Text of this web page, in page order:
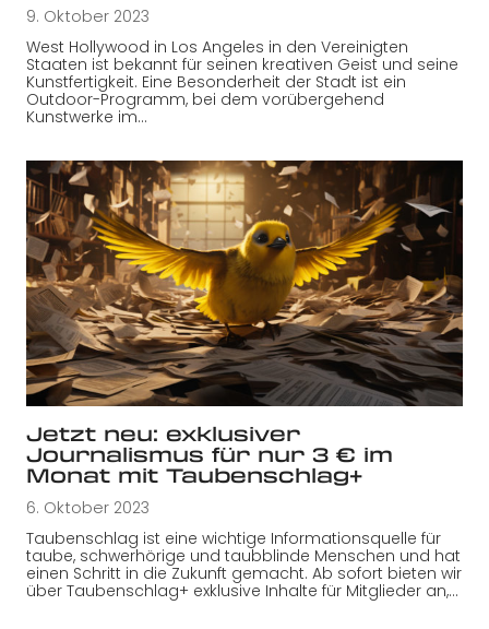
9. Oktober 2023
West Hollywood in Los Angeles in den Vereinigten
Staaten ist bekannt für seinen kreativen Geist und seine
Kunstfertigkeit. Eine Besonderheit der Stadt ist ein
Outdoor-Programm, bei dem vorübergehend
Kunstwerke im…
Jetzt neu: exklusiver
Journalismus für nur 3 € im
Monat mit Taubenschlag+
6. Oktober 2023
Taubenschlag ist eine wichtige Informationsquelle für
taube, schwerhörige und taubblinde Menschen und hat
einen Schritt in die Zukunft gemacht. Ab sofort bieten wir
über Taubenschlag+ exklusive Inhalte für Mitglieder an,…